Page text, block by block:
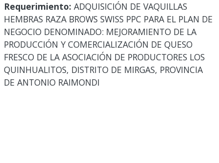
Requerimiento: ADQUISICIÓN DE VAQUILLAS
HEMBRAS RAZA BROWS SWISS PPC PARA EL PLAN DE
NEGOCIO DENOMINADO: MEJORAMIENTO DE LA
PRODUCCIÓN Y COMERCIALIZACIÓN DE QUESO
FRESCO DE LA ASOCIACIÓN DE PRODUCTORES LOS
QUINHUALITOS, DISTRITO DE MIRGAS, PROVINCIA
DE ANTONIO RAIMONDI